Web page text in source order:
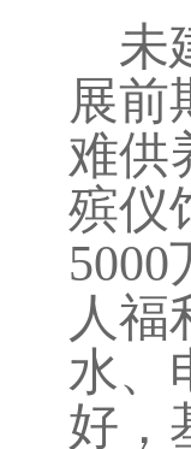
未
展前
难供
殡仪
5000
人福
水、
好，